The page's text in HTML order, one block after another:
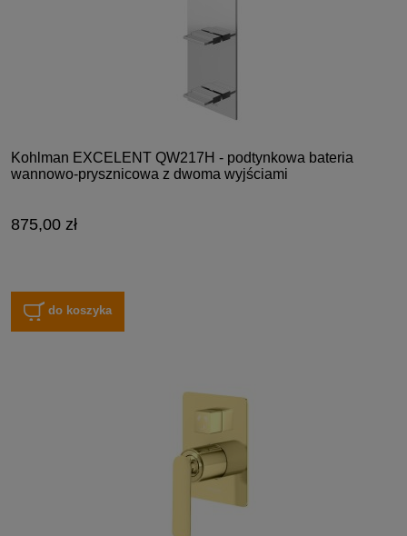
Kohlman EXCELENT QW217H - podtynkowa bateria
wannowo-prysznicowa z dwoma wyjściami
875,00 zł
do koszyka